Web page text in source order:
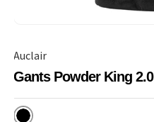
Auclair
Gants Powder King 2.0